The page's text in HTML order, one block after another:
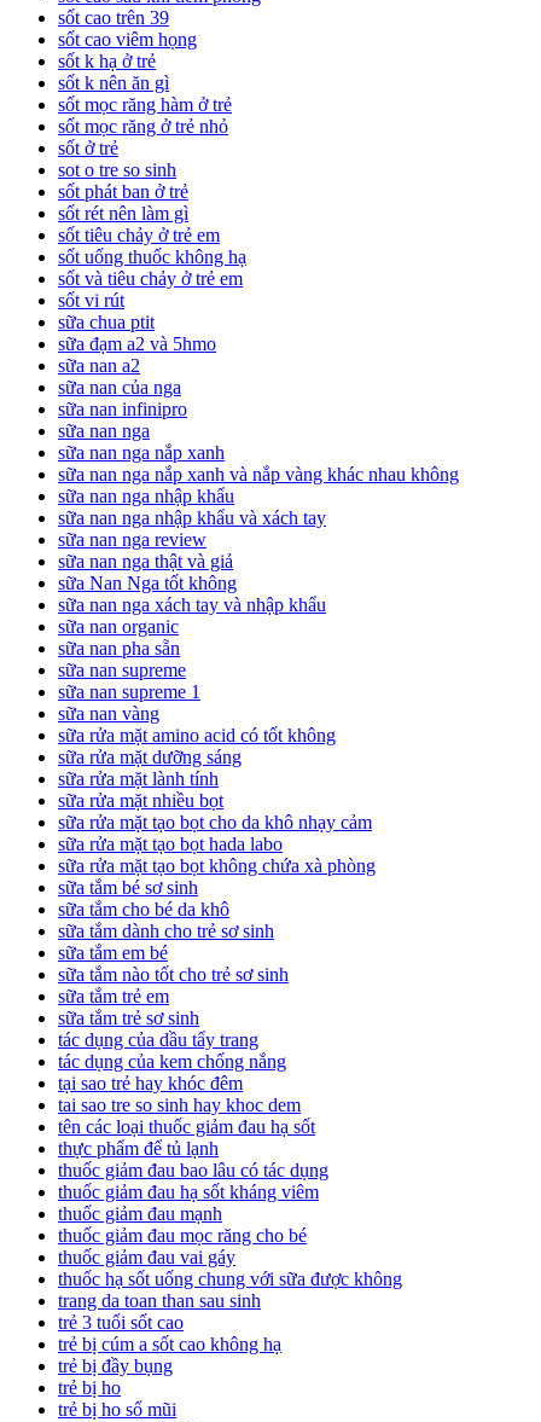
sốt cao trên 39
sốt cao viêm họng
sốt k hạ ở trẻ
sốt k nên ăn gì
sốt mọc răng hàm ở trẻ
sốt mọc răng ở trẻ nhỏ
sốt ở trẻ
sot o tre so sinh
sốt phát ban ở trẻ
sốt rét nên làm gì
sốt tiêu chảy ở trẻ em
sốt uống thuốc không hạ
sốt và tiêu chảy ở trẻ em
sốt vi rút
sữa chua ptit
sữa đạm a2 và 5hmo
sữa nan a2
sữa nan của nga
sữa nan infinipro
sữa nan nga
sữa nan nga nắp xanh
sữa nan nga nắp xanh và nắp vàng khác nhau không
sữa nan nga nhập khẩu
sữa nan nga nhập khẩu và xách tay
sữa nan nga review
sữa nan nga thật và giả
sữa Nan Nga tốt không
sữa nan nga xách tay và nhập khẩu
sữa nan organic
sữa nan pha sẵn
sữa nan supreme
sữa nan supreme 1
sữa nan vàng
sữa rửa mặt amino acid có tốt không
sữa rửa mặt dưỡng sáng
sữa rửa mặt lành tính
sữa rửa mặt nhiều bọt
sữa rửa mặt tạo bọt cho da khô nhạy cảm
sữa rửa mặt tạo bọt hada labo
sữa rửa mặt tạo bọt không chứa xà phòng
sữa tắm bé sơ sinh
sữa tắm cho bé da khô
sữa tắm dành cho trẻ sơ sinh
sữa tắm em bé
sữa tắm nào tốt cho trẻ sơ sinh
sữa tắm trẻ em
sữa tắm trẻ sơ sinh
tác dụng của dầu tẩy trang
tác dụng của kem chống nắng
tại sao trẻ hay khóc đêm
tai sao tre so sinh hay khoc dem
tên các loại thuốc giảm đau hạ sốt
thực phẩm để tủ lạnh
thuốc giảm đau bao lâu có tác dụng
thuốc giảm đau hạ sốt kháng viêm
thuốc giảm đau mạnh
thuốc giảm đau mọc răng cho bé
thuốc giảm đau vai gáy
thuốc hạ sốt uống chung với sữa được không
trang da toan than sau sinh
trẻ 3 tuổi sốt cao
trẻ bị cúm a sốt cao không hạ
trẻ bị đầy bụng
trẻ bị ho
trẻ bị ho sổ mũi